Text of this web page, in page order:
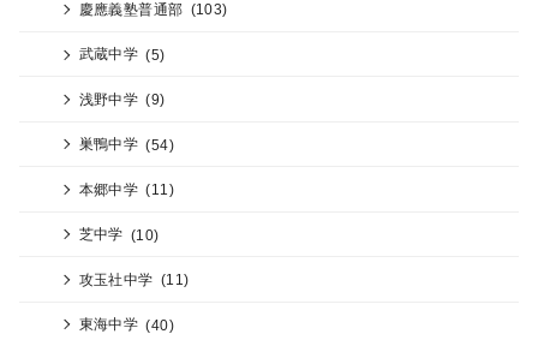
慶應義塾普通部 (103)
武蔵中学 (5)
浅野中学 (9)
巣鴨中学 (54)
本郷中学 (11)
芝中学 (10)
攻玉社中学 (11)
東海中学 (40)